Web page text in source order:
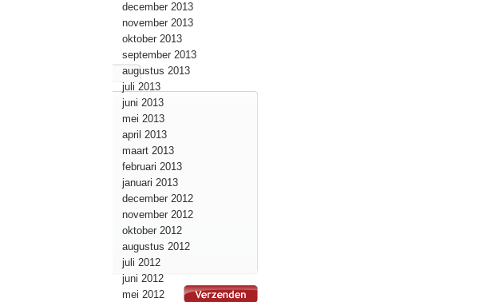
december 2013
november 2013
oktober 2013
september 2013
augustus 2013
juli 2013
juni 2013
mei 2013
april 2013
maart 2013
februari 2013
januari 2013
december 2012
november 2012
oktober 2012
augustus 2012
juli 2012
juni 2012
mei 2012